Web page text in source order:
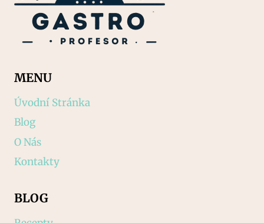
MENU
Úvodní Stránka
Blog
O Nás
Kontakty
BLOG